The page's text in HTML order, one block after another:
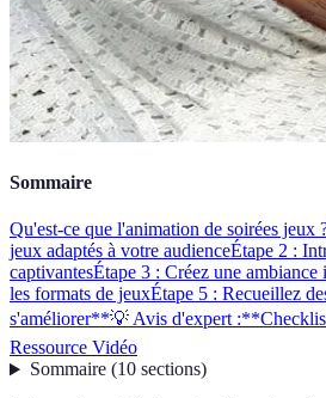
Sommaire
Qu'est-ce que l'animation de soirées jeux
jeux adaptés à votre audienceÉtape 2 :
captivantesÉtape 3 : Créez une ambiance
les formats de jeuxÉtape 5 : Recueillez
s'améliorer**💡 Avis d'expert :**
Ressource Vidéo
Sommaire(10 sections)